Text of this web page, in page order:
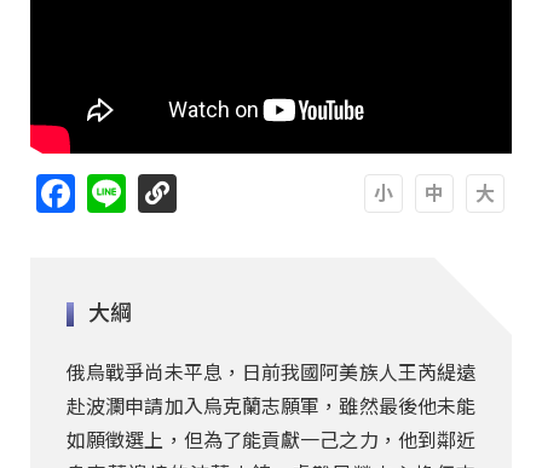
Facebook
Line
大綱
俄烏戰爭尚未平息，日前我國阿美族人王芮緹遠
赴波瀾申請加入烏克蘭志願軍，雖然最後他未能
如願徵選上，但為了能貢獻一己之力，他到鄰近